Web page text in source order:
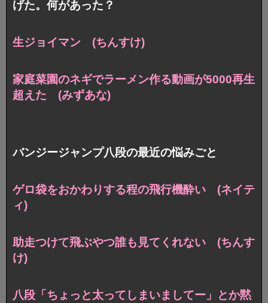
げた。何があった？
生ジョイマン (ちんすけ)
家庭菜園のネギでラーメン作る動画が5000再生
超えた (みずあな)
バンジージャンプ八段の最近の悩みごと
ゲロ袋をおかわりする程の飛行機酔い (ネイテ
ィ)
助走つけて飛ぶやつ誰も見てくれない (ちんす
け)
八段「ちょっと太ってしまいましてー」とか黙